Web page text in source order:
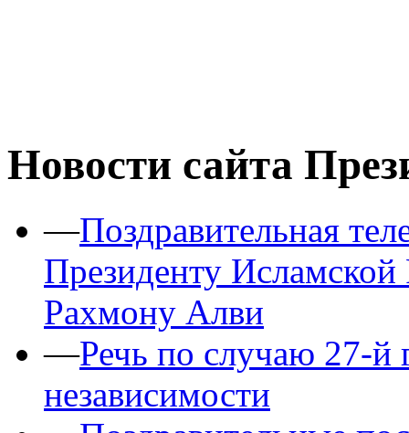
Новости сайта
—Поздравительная
Президенту
Рахмону Алви
—Речь по случаю 27-й
независимости